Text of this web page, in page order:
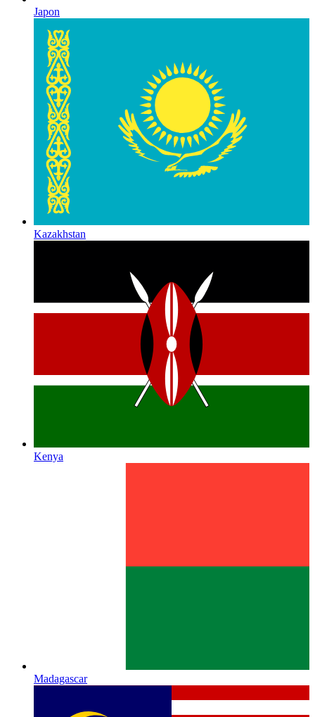
Japon
Kazakhstan
Kenya
Madagascar